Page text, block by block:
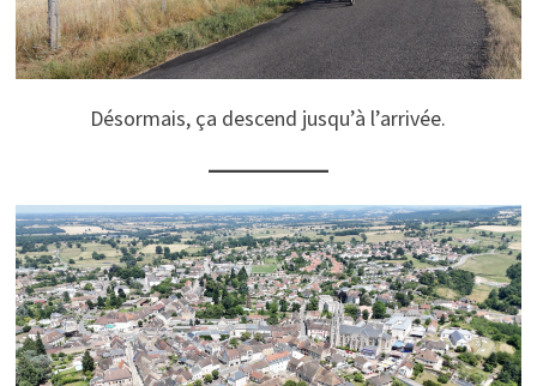
Désormais, ça descend jusqu’à l’arrivée.